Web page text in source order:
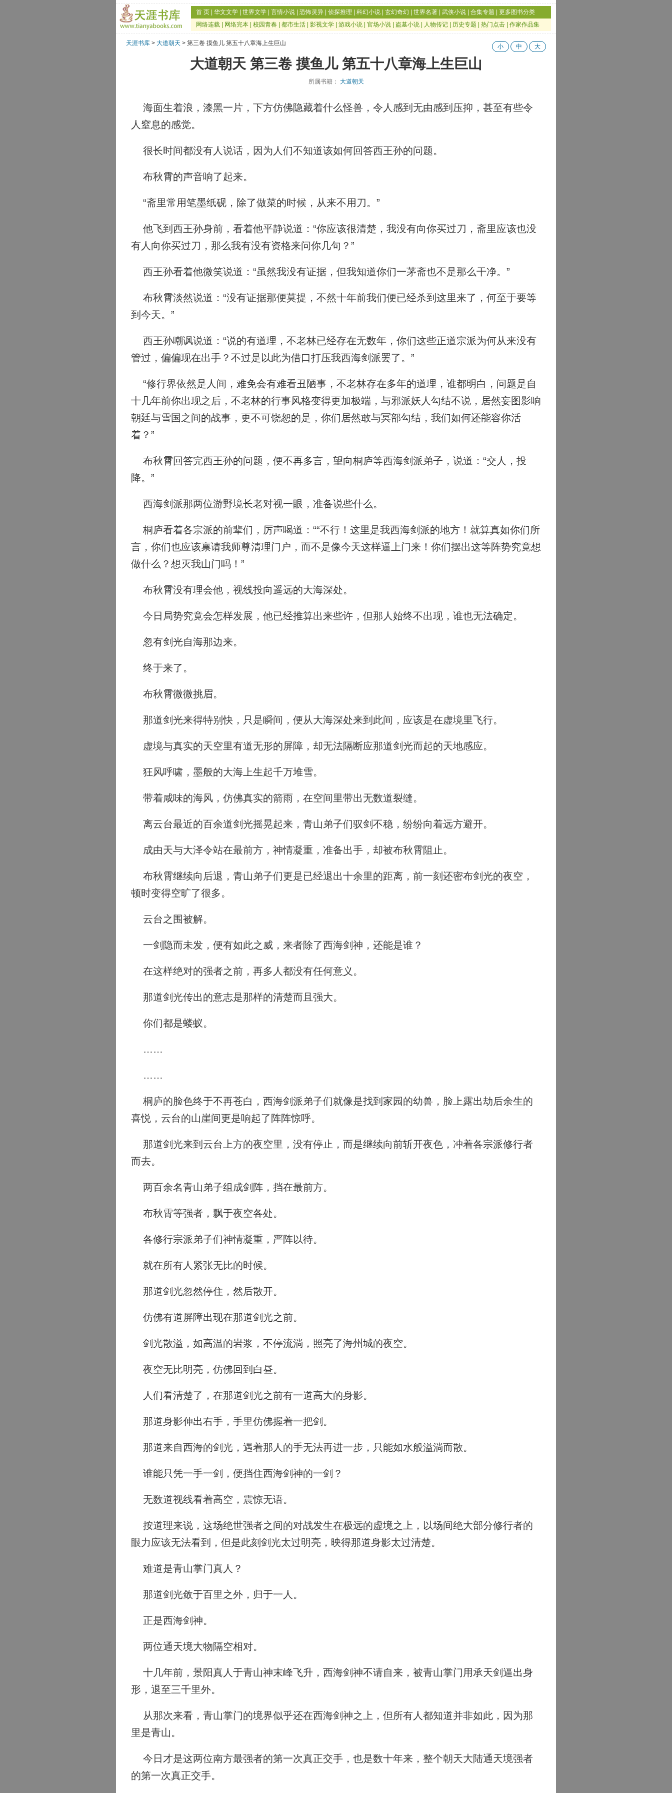
首 页 华文文学 世界文学 言情小说 恐怖灵异 侦探推理 科幻小说 玄幻奇幻 世界名著 武侠小说 合集专题
更多图书分类
网络连载
网络完本 校园青春 都市生活 影视文学 游戏小说 官场小说 盗墓小说 人物传记 历史专题 热门点击 作家作品集
天涯书库 > 大道朝天 > 第三卷 摸鱼儿 第五十八章海上生巨山 小 中 大
大道朝天 第三卷 摸鱼儿 第五十八章海上生巨山
所属书籍： 大道朝天
海面生着浪，漆黑一片，下方仿佛隐藏着什么怪兽，令人感到无由感到压抑，甚至有些令
人窒息的感觉。
很长时间都没有人说话，因为人们不知道该如何回答西王孙的问题。
布秋霄的声音响了起来。
“斋里常用笔墨纸砚，除了做菜的时候，从来不用刀。”
他飞到西王孙身前，看着他平静说道：“你应该很清楚，我没有向你买过刀，斋里应该也没
有人向你买过刀，那么我有没有资格来问你几句？”
西王孙看着他微笑说道：“虽然我没有证据，但我知道你们一茅斋也不是那么干净。”
布秋霄淡然说道：“没有证据那便莫提，不然十年前我们便已经杀到这里来了，何至于要等
到今天。”
西王孙嘲讽说道：“说的有道理，不老林已经存在无数年，你们这些正道宗派为何从来没有
管过，偏偏现在出手？不过是以此为借口打压我西海剑派罢了。”
“修行界依然是人间，难免会有难看丑陋事，不老林存在多年的道理，谁都明白，问题是自
十几年前你出现之后，不老林的行事风格变得更加极端，与邪派妖人勾结不说，居然妄图影响
朝廷与雪国之间的战事，更不可饶恕的是，你们居然敢与冥部勾结，我们如何还能容你活
着？”
布秋霄回答完西王孙的问题，便不再多言，望向桐庐等西海剑派弟子，说道：“交人，投
降。”
西海剑派那两位游野境长老对视一眼，准备说些什么。
桐庐看着各宗派的前辈们，厉声喝道：““不行！这里是我西海剑派的地方！就算真如你们所
言，你们也应该禀请我师尊清理门户，而不是像今天这样逼上门来！你们摆出这等阵势究竟想
做什么？想灭我山门吗！”
布秋霄没有理会他，视线投向遥远的大海深处。
今日局势究竟会怎样发展，他已经推算出来些许，但那人始终不出现，谁也无法确定。
忽有剑光自海那边来。
终于来了。
布秋霄微微挑眉。
那道剑光来得特别快，只是瞬间，便从大海深处来到此间，应该是在虚境里飞行。
虚境与真实的天空里有道无形的屏障，却无法隔断应那道剑光而起的天地感应。
狂风呼啸，墨般的大海上生起千万堆雪。
带着咸味的海风，仿佛真实的箭雨，在空间里带出无数道裂缝。
离云台最近的百余道剑光摇晃起来，青山弟子们驭剑不稳，纷纷向着远方避开。
成由天与大泽令站在最前方，神情凝重，准备出手，却被布秋霄阻止。
布秋霄继续向后退，青山弟子们更是已经退出十余里的距离，前一刻还密布剑光的夜空，
顿时变得空旷了很多。
云台之围被解。
一剑隐而未发，便有如此之威，来者除了西海剑神，还能是谁？
在这样绝对的强者之前，再多人都没有任何意义。
那道剑光传出的意志是那样的清楚而且强大。
你们都是蝼蚁。
……
……
桐庐的脸色终于不再苍白，西海剑派弟子们就像是找到家园的幼兽，脸上露出劫后余生的
喜悦，云台的山崖间更是响起了阵阵惊呼。
那道剑光来到云台上方的夜空里，没有停止，而是继续向前斩开夜色，冲着各宗派修行者
而去。
两百余名青山弟子组成剑阵，挡在最前方。
布秋霄等强者，飘于夜空各处。
各修行宗派弟子们神情凝重，严阵以待。
就在所有人紧张无比的时候。
那道剑光忽然停住，然后散开。
仿佛有道屏障出现在那道剑光之前。
剑光散溢，如高温的岩浆，不停流淌，照亮了海州城的夜空。
夜空无比明亮，仿佛回到白昼。
人们看清楚了，在那道剑光之前有一道高大的身影。
那道身影伸出右手，手里仿佛握着一把剑。
那道来自西海的剑光，遇着那人的手无法再进一步，只能如水般溢淌而散。
谁能只凭一手一剑，便挡住西海剑神的一剑？
无数道视线看着高空，震惊无语。
按道理来说，这场绝世强者之间的对战发生在极远的虚境之上，以场间绝大部分修行者的
眼力应该无法看到，但是此刻剑光太过明亮，映得那道身影太过清楚。
难道是青山掌门真人？
那道剑光敛于百里之外，归于一人。
正是西海剑神。
两位通天境大物隔空相对。
十几年前，景阳真人于青山神末峰飞升，西海剑神不请自来，被青山掌门用承天剑逼出身
形，退至三千里外。
从那次来看，青山掌门的境界似乎还在西海剑神之上，但所有人都知道并非如此，因为那
里是青山。
今日才是这两位南方最强者的第一次真正交手，也是数十年来，整个朝天大陆通天境强者
的第一次真正交手。